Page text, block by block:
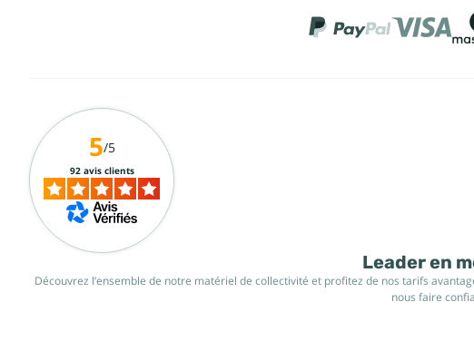
Leader en
Découvrez l’ensemble de notre matériel de collectivité et profitez de nos tarifs
nous faire
5/5
92 avis clients